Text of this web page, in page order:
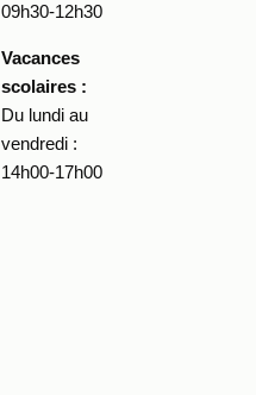
09h30-12h30
Vacances
scolaires :
Du lundi au
vendredi :
14h00-17h00